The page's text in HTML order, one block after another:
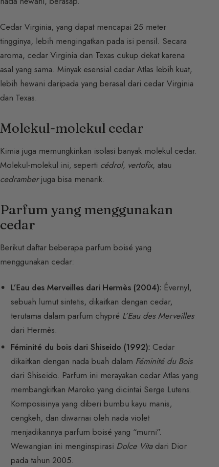
Cedar Virginia, yang dapat mencapai 25 meter
tingginya, lebih mengingatkan pada isi pensil. Secara
aroma, cedar Virginia dan Texas cukup dekat karena
asal yang sama. Minyak esensial cedar Atlas lebih kuat,
lebih hewani daripada yang berasal dari cedar Virginia
dan Texas.
Molekul-molekul cedar
Kimia juga memungkinkan isolasi banyak molekul cedar.
Molekul-molekul ini, seperti cédrol, vertofix, atau
cedramberjuga bisa menarik.
Parfum yang menggunakan
cedar
Berikut daftar beberapa parfum boisé yang
menggunakan cedar:
L’Eau des Merveilles dari Hermès (2004): Évernyl,
sebuah lumut sintetis, dikaitkan dengan cedar,
terutama dalam parfum chypré L’Eau des Merveilles
dari Hermès.
Féminité du bois dari Shiseido (1992): Cedar
dikaitkan dengan nada buah dalam Féminité du Bois
dari Shiseido. Parfum ini merayakan cedar Atlas yang
membangkitkan Maroko yang dicintai Serge Lutens.
Komposisinya yang diberi bumbu kayu manis,
cengkeh, dan diwarnai oleh nada violet
menjadikannya parfum boisé yang “murni”.
Wewangian ini menginspirasi Dolce Vitadari Dior
pada tahun 2005.